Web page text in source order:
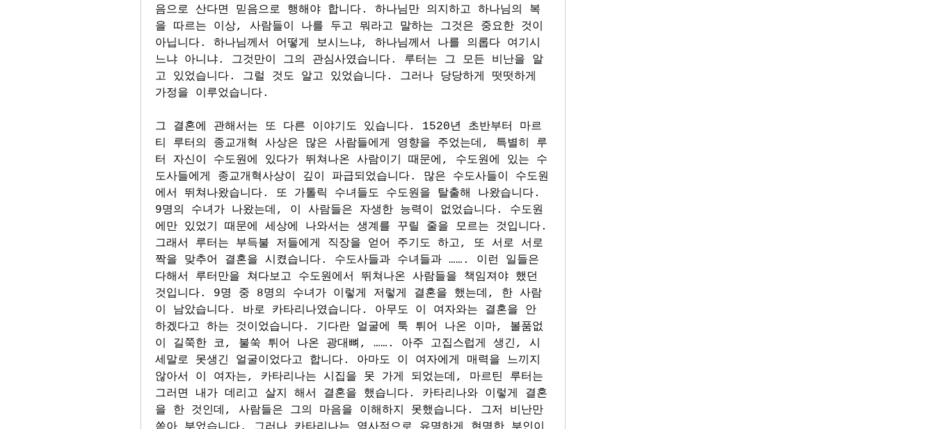
음으로 산다면 믿음으로 행해야 합니다. 하나님만 의지하고 하나님의 복
을 따르는 이상, 사람들이 나를 두고 뭐라고 말하는 그것은 중요한 것이
아닙니다. 하나님께서 어떻게 보시느냐, 하나님께서 나를 의롭다 여기시
느냐 아니냐. 그것만이 그의 관심사였습니다. 루터는 그 모든 비난을 알
고 있었습니다. 그럴 것도 알고 있었습니다. 그러나 당당하게 떳떳하게
가정을 이루었습니다.
그 결혼에 관해서는 또 다른 이야기도 있습니다. 1520년 초반부터 마르
티 루터의 종교개혁 사상은 많은 사람들에게 영향을 주었는데, 특별히 루
터 자신이 수도원에 있다가 뛰쳐나온 사람이기 때문에, 수도원에 있는 수
도사들에게 종교개혁사상이 깊이 파급되었습니다. 많은 수도사들이 수도원
에서 뛰쳐나왔습니다. 또 가톨릭 수녀들도 수도원을 탈출해 나왔습니다.
9명의 수녀가 나왔는데, 이 사람들은 자생한 능력이 없었습니다. 수도원
에만 있었기 때문에 세상에 나와서는 생계를 꾸릴 줄을 모르는 것입니다.
그래서 루터는 부득불 저들에게 직장을 얻어 주기도 하고, 또 서로 서로
짝을 맞추어 결혼을 시켰습니다. 수도사들과 수녀들과 ……. 이런 일들은
다해서 루터만을 쳐다보고 수도원에서 뛰쳐나온 사람들을 책임져야 했던
것입니다. 9명 중 8명의 수녀가 이렇게 저렇게 결혼을 했는데, 한 사람
이 남았습니다. 바로 카타리나였습니다. 아무도 이 여자와는 결혼을 안
하겠다고 하는 것이었습니다. 기다란 얼굴에 툭 튀어 나온 이마, 볼품없
이 길쭉한 코, 불쑥 튀어 나온 광대뼈, ……. 아주 고집스럽게 생긴, 시
세말로 못생긴 얼굴이었다고 합니다. 아마도 이 여자에게 매력을 느끼지
않아서 이 여자는, 카타리나는 시집을 못 가게 되었는데, 마르틴 루터는
그러면 내가 데리고 살지 해서 결혼을 했습니다. 카타리나와 이렇게 결혼
을 한 것인데, 사람들은 그의 마음을 이해하지 못했습니다. 그저 비난만